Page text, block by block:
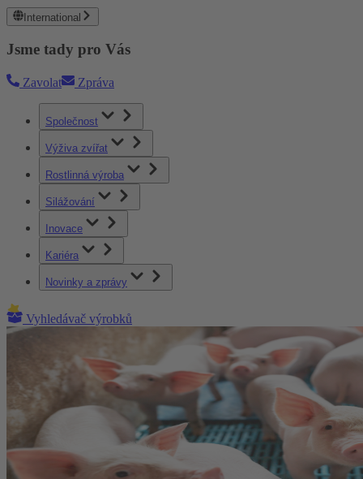
International
Jsme tady pro Vás
Zavolat Zpráva
Společnost
Výživa zvířat
Rostlinná výroba
Silážování
Inovace
Kariéra
Novinky a zprávy
Vyhledávač výrobků